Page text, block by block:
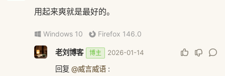
用起来爽就是最好的。
Windows 10 Firefox 146.0
老刘博客 博主 2026-01-14
回复 @威言威语: